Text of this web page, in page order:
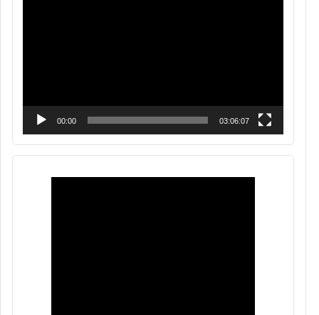
00:00 03:06:07